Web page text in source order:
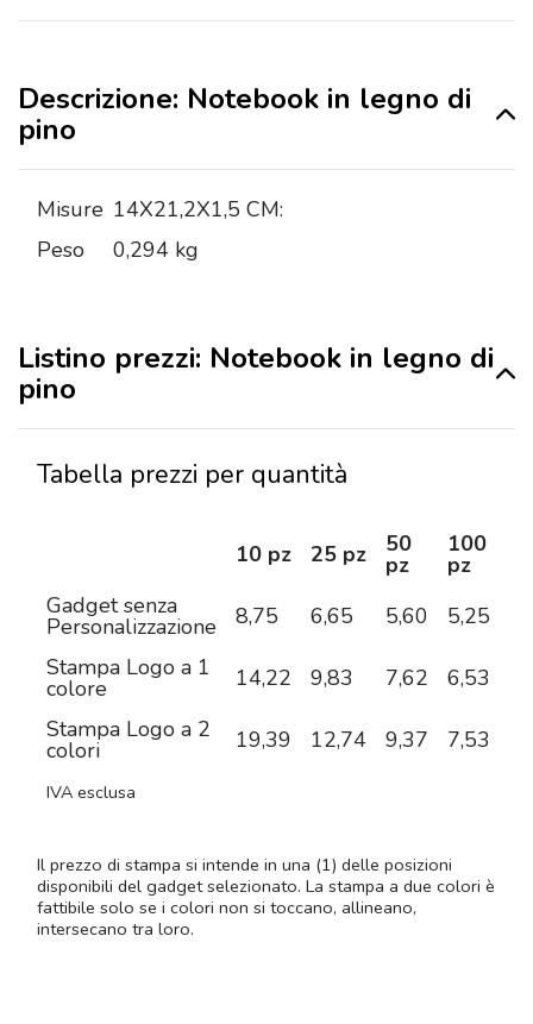
Descrizione: Notebook in legno di
pino
Misure 14X21,2X1,5 CM:
Peso
0,294 kg
Listino prezzi: Notebook in legno di
pino
Tabella prezzi per quantità
10 pz 25 pz 50
pz
100
pz
Gadget senza
Personalizzazione 8,75 6,65 5,60 5,25
Stampa Logo a 1
colore 14,22 9,83 7,62 6,53
Stampa Logo a 2
colori 19,39 12,74 9,37 7,53
IVA esclusa
Il prezzo di stampa si intende in una (1) delle posizioni
disponibili del gadget selezionato. La stampa a due colori è
fattibile solo se i colori non si toccano, allineano,
intersecano tra loro.